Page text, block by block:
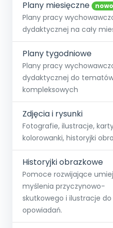
Społeczność
+48 12 631 04 10
O miesięczniku
Strona główna
O Akademii
Poznaj pakiet MAX
Testuj przez 7 dni
Wszystkie projekty
Skontaktuj się
Dodaj wpis
Plany miesięczne
Plany pracy
dydaktycznej na cały
Plany tygodniowe
Plany pracy
dydaktycznej do
kompleksowych
Zdjęcia i rysunki
Fotografie, ilustracje,
kolorowanki, historyjki
Historyjki obrazkowe
Pomoce rozwijające
myślenia przyczynowo-
skutkowego i ilustracje do
opowiadań.